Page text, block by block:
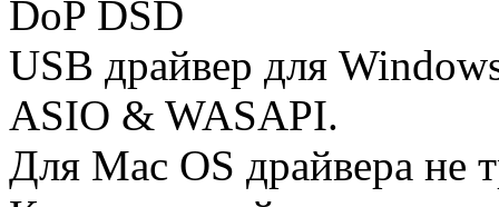
DoP DSD
USB драйвер для
ASIO & WASAPI.
Для Mac OS драйвера не